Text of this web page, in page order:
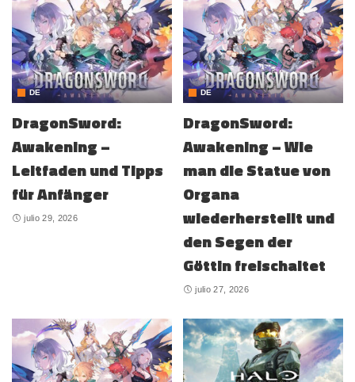
DE
DragonSword:
Awakening –
Leitfaden und Tipps
für Anfänger
julio 29, 2026
DE
DragonSword:
Awakening – Wie
man die Statue von
Organa
wiederherstellt und
den Segen der
Göttin freischaltet
julio 27, 2026